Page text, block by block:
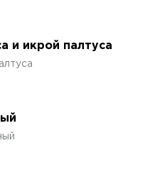
и икрой палтуса